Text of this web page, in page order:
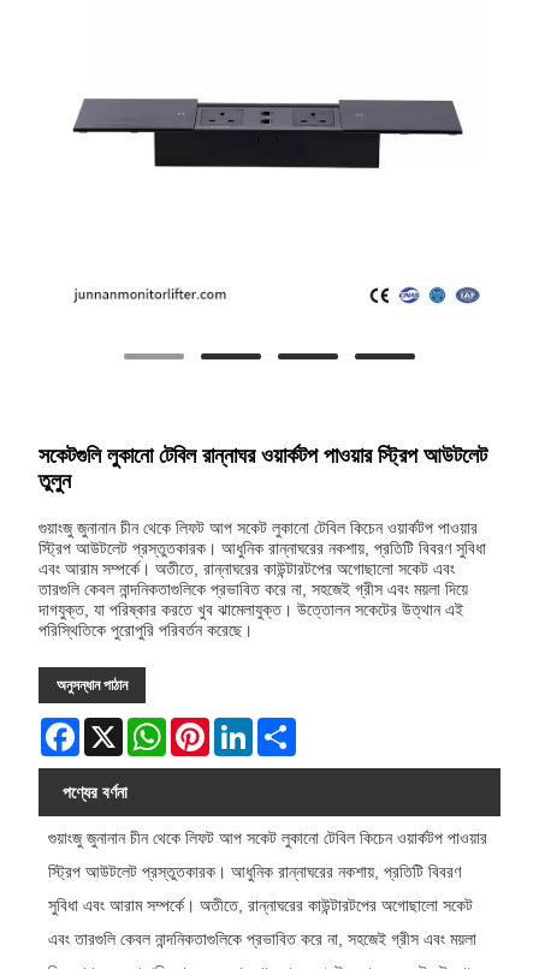
সকেটগুলি লুকানো টেবিল রান্নাঘর ওয়ার্কটপ পাওয়ার স্ট্রিপ আউটলেট
তুলুন
গুয়াংজু জুনানান চীন থেকে লিফট আপ সকেট লুকানো টেবিল কিচেন ওয়ার্কটপ পাওয়ার
স্ট্রিপ আউটলেট প্রস্তুতকারক। আধুনিক রান্নাঘরের নকশায়, প্রতিটি বিবরণ সুবিধা
এবং আরাম সম্পর্কে। অতীতে, রান্নাঘরের কাউন্টারটপের অগোছালো সকেট এবং
তারগুলি কেবল নান্দনিকতাগুলিকে প্রভাবিত করে না, সহজেই গ্রীস এবং ময়লা দিয়ে
দাগযুক্ত, যা পরিষ্কার করতে খুব ঝামেলাযুক্ত। উত্তোলন সকেটের উত্থান এই
পরিস্থিতিকে পুরোপুরি পরিবর্তন করেছে।
অনুসন্ধান পাঠান
Facebook
X WhatsAppPinterestLinkedIn
পণ্যের বর্ণনা
গুয়াংজু জুনানান চীন থেকে লিফট আপ সকেট লুকানো টেবিল কিচেন ওয়ার্কটপ পাওয়ার
স্ট্রিপ আউটলেট প্রস্তুতকারক। আধুনিক রান্নাঘরের নকশায়, প্রতিটি বিবরণ
সুবিধা এবং আরাম সম্পর্কে। অতীতে, রান্নাঘরের কাউন্টারটপের অগোছালো সকেট
এবং তারগুলি কেবল নান্দনিকতাগুলিকে প্রভাবিত করে না, সহজেই গ্রীস এবং ময়লা